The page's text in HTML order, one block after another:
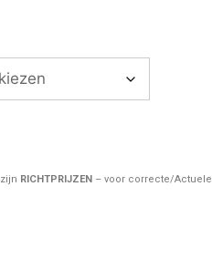
RICHTPRIJZEN – voor correcte/Actuele